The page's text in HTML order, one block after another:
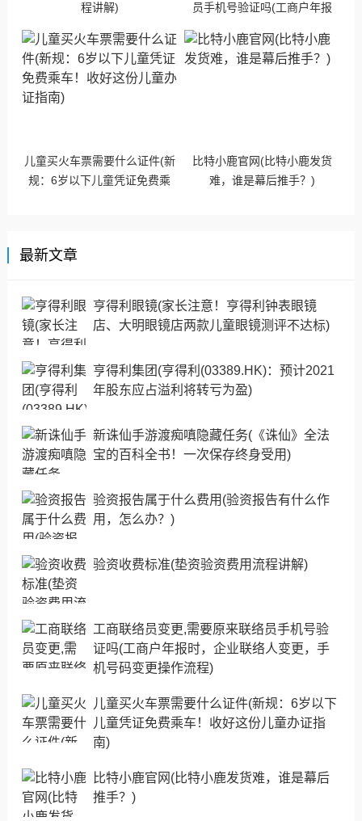
程讲解)
员手机号验证吗(工商户年报
时，企业联络人变更，手机号
码变更操作流程)
儿童买火车票需要什么证件(新
规：6岁以下儿童凭证免费乘
比特小鹿官网(比特小鹿发货
难，谁是幕后推手？)
最新文章
亨得利眼镜(家长注意！亨得利钟表眼镜
店、大明眼镜店两款儿童眼镜测评不达标)
亨得利集团(亨得利(03389.HK)：预计2021
年股东应占溢利将转亏为盈)
新诛仙手游渡痴嗔隐藏任务(《诛仙》全法
宝的百科全书！一次保存终身受用)
验资报告属于什么费用(验资报告有什么作
用，怎么办？)
验资收费标准(垫资验资费用流程讲解)
工商联络员变更,需要原来联络员手机号验
证吗(工商户年报时，企业联络人变更，手
机号码变更操作流程)
儿童买火车票需要什么证件(新规：6岁以下
儿童凭证免费乘车！收好这份儿童办证指
南)
比特小鹿官网(比特小鹿发货难，谁是幕后
推手？)